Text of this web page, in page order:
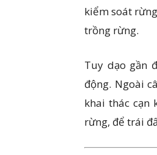
kiểm soát
trồng rừng.
Tuy dạo gần
động. Ngoài
khai thác cạn
rừng, để trái